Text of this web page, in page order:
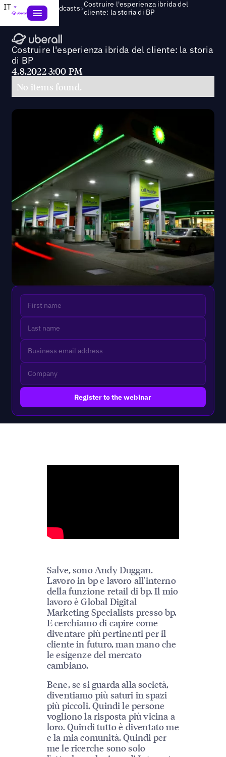
IT Webinars & Podcasts>Costruire l'esperienza ibrida del
cliente: la storia di BP
Costruire l'esperienza ibrida del cliente: la storia
di BP
4.8.2022 3:00 PM
No items found.
Salve, sono Andy Duggan.
Lavoro in bp e lavoro all'interno
della funzione retail di bp. Il mio
lavoro è Global Digital
Marketing Specialists presso bp.
E cerchiamo di capire come
diventare più pertinenti per il
cliente in futuro, man mano che
le esigenze del mercato
cambiano.
Bene, se si guarda alla società,
diventiamo più saturi in spazi
più piccoli. Quindi le persone
vogliono la risposta più vicina a
loro. Quindi tutto è diventato me
e la mia comunità. Quindi per
me le ricerche sono solo